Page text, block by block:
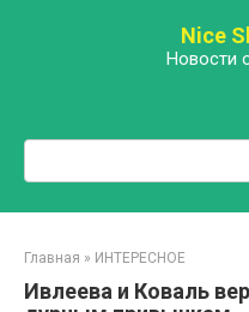
Nice
Новости
Поиск:
Главная » ИНТЕРЕСНОЕ
Ивлеева и Коваль